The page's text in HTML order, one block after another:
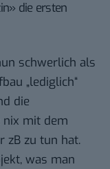
die ersten
schwerlich als
„lediglich“
die
nix mit dem
zB zu tun hat.
was man